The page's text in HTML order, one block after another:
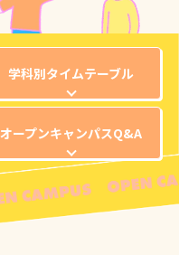
学科別タイムテーブル
オープンキャンパスQ&A